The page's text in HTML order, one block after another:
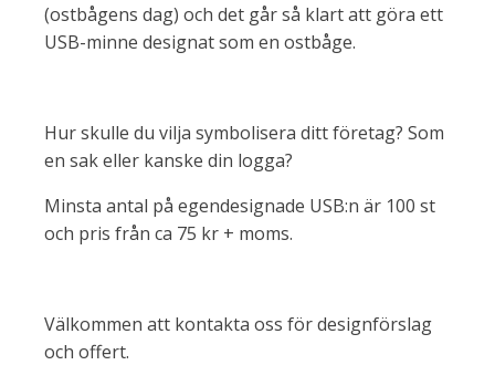
(ostbågens dag) och det går så klart att göra ett
USB-minne designat som en ostbåge.
Hur skulle du vilja symbolisera ditt företag? Som
en sak eller kanske din logga?
Minsta antal på egendesignade USB:n är 100 st
och pris från ca 75 kr + moms.
Välkommen att kontakta oss för designförslag
och offert.